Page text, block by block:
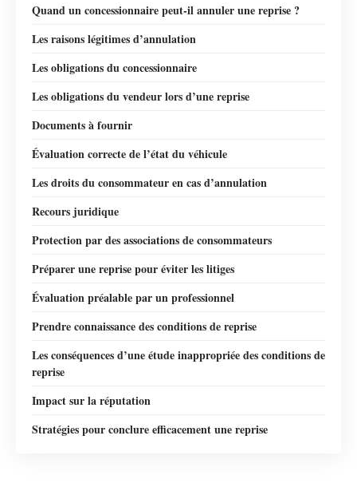
Quand un concessionnaire peut-il annuler une reprise ?
Les raisons légitimes d’annulation
Les obligations du concessionnaire
Les obligations du vendeur lors d’une reprise
Documents à fournir
Évaluation correcte de l’état du véhicule
Les droits du consommateur en cas d’annulation
Recours juridique
Protection par des associations de consommateurs
Préparer une reprise pour éviter les litiges
Évaluation préalable par un professionnel
Prendre connaissance des conditions de reprise
Les conséquences d’une étude inappropriée des conditions de
reprise
Impact sur la réputation
Stratégies pour conclure efficacement une reprise